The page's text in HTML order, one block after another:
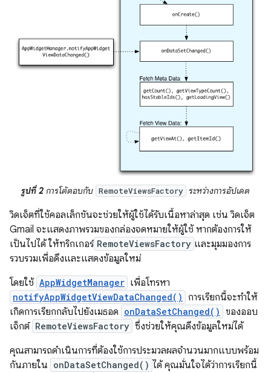
รูปที่ 2 การโต้ตอบกับ RemoteViewsFactory ระหว่างการอัปเดต
วิดเจ็ตที่ใช้คอลเล็กชันจะช่วยให้ผู้ใช้ได้รับเนื้อหาล่าสุด เช่น วิดเจ็ต
Gmail จะแสดงภาพรวมของกล่องจดหมายให้ผู้ใช้ หากต้องการให้
เป็นไปได้ ให้ทริกเกอร์ RemoteViewsFactory และมุมมองการ
รวบรวมเพื่อดึงและแสดงข้อมูลใหม่
โดยใช้ AppWidgetManager เพื่อโทรหา
notifyAppWidgetViewDataChanged() การเรียกนี้จะทำให้
เกิดการเรียกกลับไปยังเมธอด onDataSetChanged() ของออบ
เจ็กต์ RemoteViewsFactory ซึ่งช่วยให้คุณดึงข้อมูลใหม่ได้
คุณสามารถดำเนินการที่ต้องใช้การประมวลผลจำนวนมากแบบพร้อม
กันภายใน onDataSetChanged() ได้ คุณมั่นใจได้ว่าการเรียกนี้